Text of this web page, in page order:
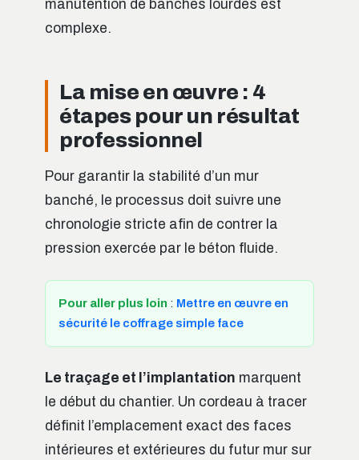
manutention de banches lourdes est
complexe.
La mise en œuvre : 4
étapes pour un résultat
professionnel
Pour garantir la stabilité d’un mur
banché, le processus doit suivre une
chronologie stricte afin de contrer la
pression exercée par le béton fluide.
Pour aller plus loin : Mettre en œuvre en
sécurité le coffrage simple face
Le traçage et l’implantation marquent
le début du chantier. Un cordeau à tracer
définit l’emplacement exact des faces
intérieures et extérieures du futur mur sur